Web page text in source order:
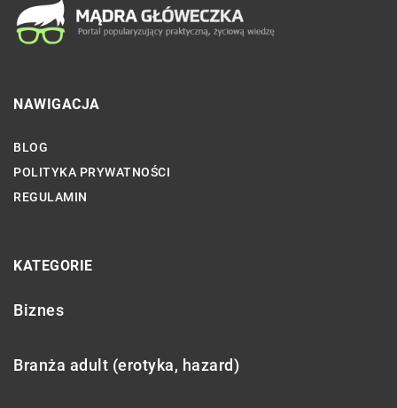
NAWIGACJA
BLOG
POLITYKA PRYWATNOŚCI
REGULAMIN
KATEGORIE
Biznes
Branża adult (erotyka, hazard)